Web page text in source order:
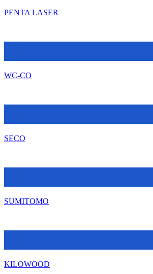
PENTA LASER
WC-CO
SECO
SUMITOMO
KILOWOOD